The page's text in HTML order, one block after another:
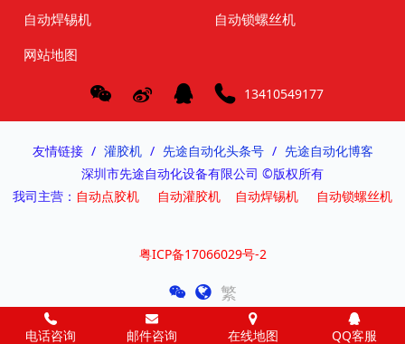
自动焊锡机
自动锁螺丝机
网站地图
13410549177
友情链接 灌胶机 先途自动化头条号
先途自动化博客
深圳市先途自动化设备有限公司 ©版权所有
我司主营： 自动点胶机 自动灌胶机 自动焊锡机 自动锁螺丝机
粤ICP备17066029号-2
繁
电话咨询 邮件咨询 在线地图 QQ客服